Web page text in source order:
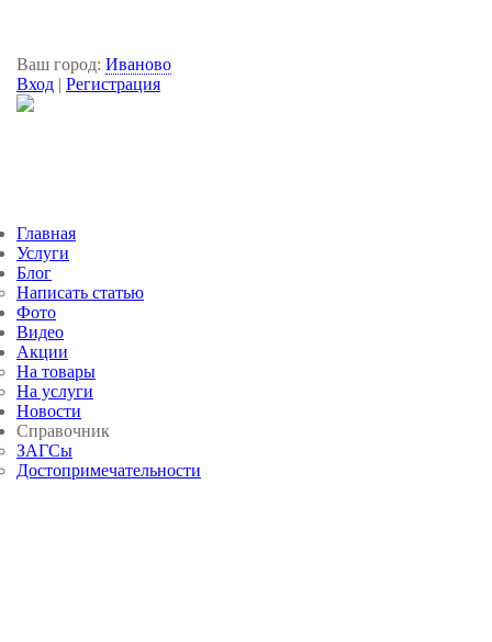
Ваш город: Иваново
Вход | Регистрация
Главная
Услуги
Блог
Написать статью
Фото
Видео
Акции
На товары
На услуги
Новости
Справочник
ЗАГСы
Достопримечательности